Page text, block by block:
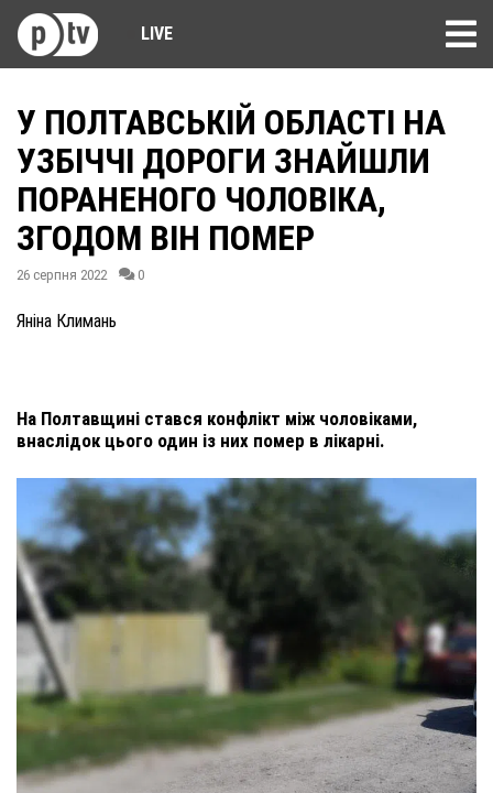
LIVE
У ПОЛТАВСЬКІЙ ОБЛАСТІ НА
УЗБІЧЧІ ДОРОГИ ЗНАЙШЛИ
ПОРАНЕНОГО ЧОЛОВІКА,
ЗГОДОМ ВІН ПОМЕР
26 серпня 2022 0
Яніна Климань
На Полтавщині стався конфлікт між чоловіками,
внаслідок цього один із них помер в лікарні.